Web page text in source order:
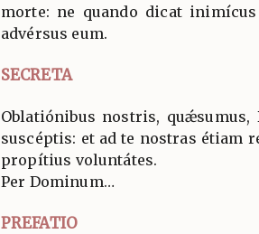
morte: ne quando dicat
advérsus eum.
SECRETA
Oblatiónibus nostris, quǽsumus,
suscéptis: et ad te nostras étiam
propítius voluntátes.
Per Dominum…
PREFATIO